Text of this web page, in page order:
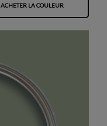
ACHETER LA COULEUR